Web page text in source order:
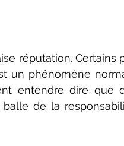
un phénomène
entendre dire que
de la